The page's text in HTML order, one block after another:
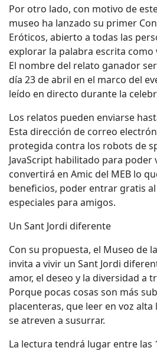
Por otro lado, con motivo de
museo ha lanzado su primer
Eróticos, abierto a todas las
explorar la palabra escrita como
El nombre del relato ganador
día 23 de abril en el marco del
leído en directo durante la
Los relatos pueden enviarse
Esta dirección de correo
protegida contra los robots de
JavaScript habilitado para poder
convertirá en Amic del MEB lo
beneficios, poder entrar gratis
especiales para amigos.
Un Sant Jordi diferente
Con su propuesta, el Museo de
invita a vivir un Sant Jordi
amor, el deseo y la diversidad a
Porque pocas cosas son más
placenteras, que leer en voz
se atreven a susurrar.
La lectura tendrá lugar entre las